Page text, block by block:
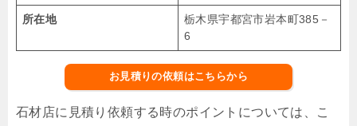
所在地
栃木県宇都宮市岩本町385－
6
お見積りの依頼はこちらから
石材店に見積り依頼する時のポイントについては、こ